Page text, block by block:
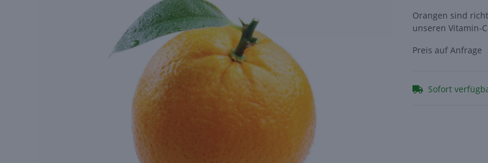
Orangen sind
unseren Vitamin-
Preis auf Anfrage
Sofort